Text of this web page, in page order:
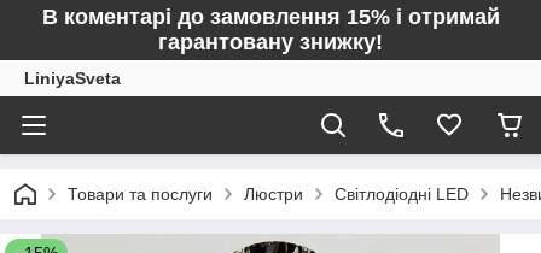
В коментарі до замовлення 15% і отримай
гарантовану знижку!
LiniyaSveta
Товари та послуги Люстри Світлодіодні LED